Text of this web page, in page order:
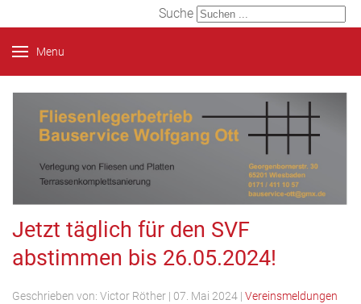
Suche
Menu
Jetzt täglich für den SVF
abstimmen bis 26.05.2024!
Geschrieben von: Victor Röther | 07. Mai 2024 | Vereinsmeldungen